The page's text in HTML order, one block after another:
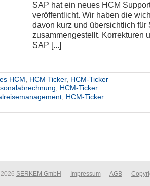
SAP hat ein neues HCM
veröffentlicht. Wir haben die
davon kurz und übersichtlich für
zusammengestellt. Korrekturen
SAP [...]
HCM HCM Ticker, HCM-Ticker
HCM-Ticker
HCM-Ticker
SERKEM GmbH Impressum AGB